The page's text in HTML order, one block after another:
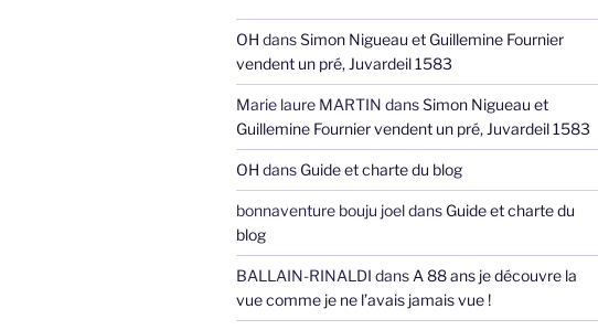
OH dansSimon Nigueau et Guillemine Fournier
vendent un pré, Juvardeil 1583
Marie laure MARTIN dansSimon Nigueau et
Guillemine Fournier vendent un pré, Juvardeil 1583
OH dans Guide et charte du blog
bonnaventure bouju joeldans Guide et charte du
blog
BALLAIN-RINALDI dans A 88 ans je découvre la
vue comme je ne l’avais jamais vue !